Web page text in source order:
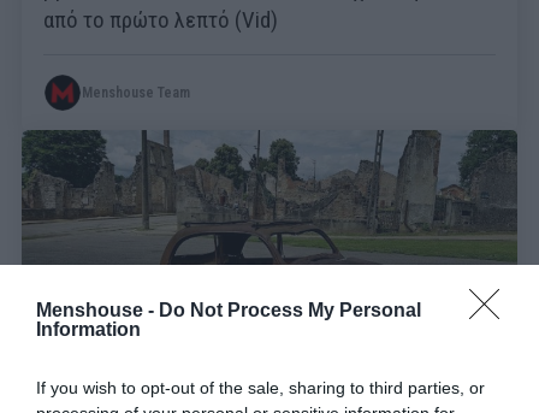
Menshouse - Do Not Process My Personal
Information
If you wish to opt-out of the sale, sharing to third parties, or
από το πρώτο λεπτό (Vid)
Menshouse Team